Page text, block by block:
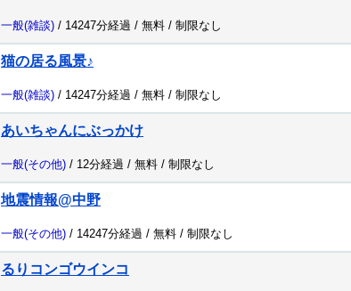
一般(雑談) / 14247分経過 / 無料 / 制限なし
猫の居る風景♪
一般(雑談) / 14247分経過 / 無料 / 制限なし
あいちゃんにぶっかけ
一般(その他) / 12分経過 / 無料 / 制限なし
地震情報@中野
一般(その他) / 14247分経過 / 無料 / 制限なし
るりコンゴウインコ